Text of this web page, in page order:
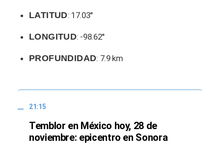
LATITUD: 17.03°
LONGITUD: -98.62°
PROFUNDIDAD: 7.9 km
21:15
Temblor en México hoy, 28 de
noviembre: epicentro en Sonora